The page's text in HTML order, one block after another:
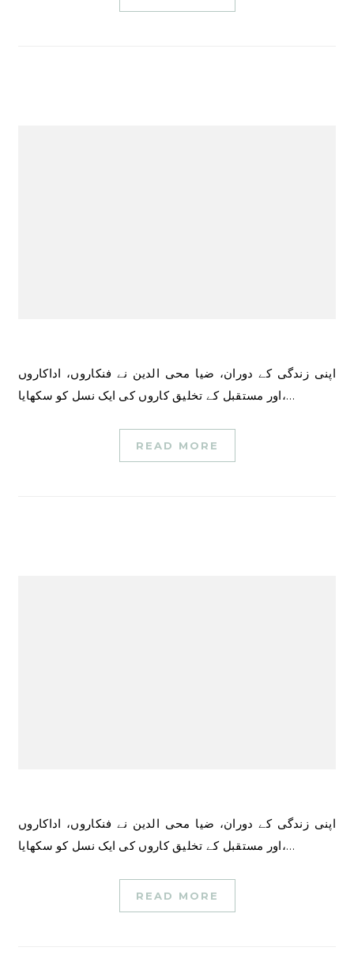
اپنی زندگی کے دوران، ضیا محی الدین نے فنکاروں، اداکاروں
اور مستقبل کے تخلیق کاروں کی ایک نسل کو سکھایا،…
READ MORE
اپنی زندگی کے دوران، ضیا محی الدین نے فنکاروں، اداکاروں
اور مستقبل کے تخلیق کاروں کی ایک نسل کو سکھایا،…
READ MORE